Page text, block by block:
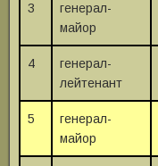
3
генерал-
майор
4
генерал-
лейтенант
5
генерал-
майор